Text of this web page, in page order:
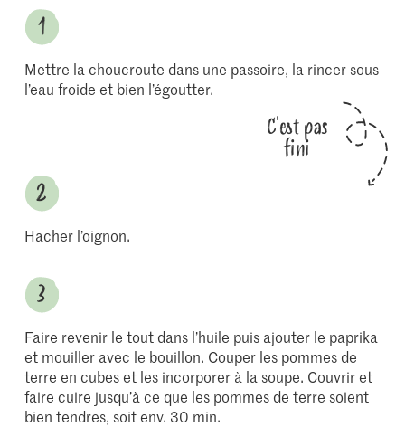
Mettre la choucroute dans une passoire, la rincer sous
l’eau froide et bien l’égoutter.
C'est pas
fini
Hacher l’oignon.
Faire revenir le tout dans l’huile puis ajouter le paprika
et mouiller avec le bouillon. Couper les pommes de
terre en cubes et les incorporer à la soupe. Couvrir et
faire cuire jusqu’à ce que les pommes de terre soient
bien tendres, soit env. 30 min.